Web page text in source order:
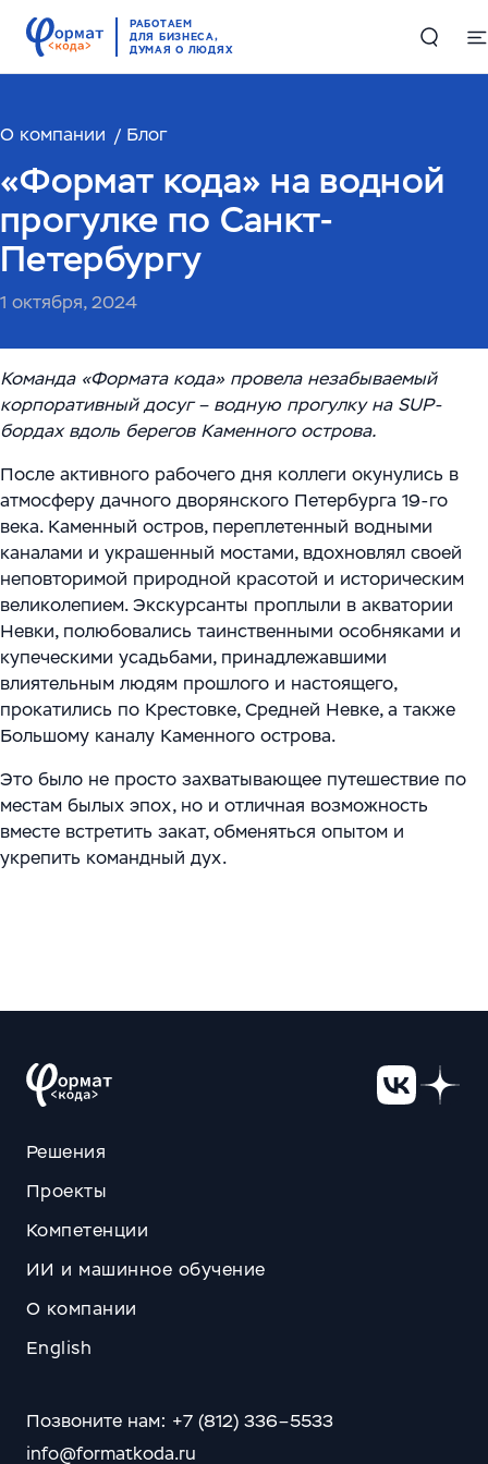
РАБОТАЕМ
ДЛЯ БИЗНЕСА,
ДУМАЯ О ЛЮДЯХ
Решения
Цифровые двойники в производстве и логистике
Комплексные решения по работе с большими
данными
Обучающий ИИ-ассистент для ваших сотрудников
данных
WMS Управление складом
Системы визуального контроля на основе ИИ
Системы стандартизации и управления данными
для логистических и производственных
комплексов
Решения для производственной безопасности
Программное обеспечение для интеграции
автоматизированного и роботизированного
оборудования
Проекты
Компетенции
Складская автоматизация и логистика
(Big Data)
Автоматизация производств
Цифровизация ритейла
Импортозамещение
ИИ и машинное обучение
О компании
О нас
Руководство
Модели сотрудничества
Блог
Мероприятия
Работа
Юридическая информация
English
Main
Warehouse Logistics and Automation
Связаться с нами
О компании Блог
«Формат кода» на водной
прогулке по Санкт-
Петербургу
1 октября, 2024
Команда «Формата кода» провела незабываемый
корпоративный досуг – водную прогулку на SUP-
бордах вдоль берегов Каменного острова.
После активного рабочего дня коллеги окунулись в
атмосферу дачного дворянского Петербурга 19-го
века. Каменный остров, переплетенный водными
каналами и украшенный мостами, вдохновлял своей
неповторимой природной красотой и историческим
великолепием. Экскурсанты проплыли в акватории
Невки, полюбовались таинственными особняками и
купеческими усадьбами, принадлежавшими
влиятельным людям прошлого и настоящего,
прокатились по Крестовке, Средней Невке, а также
Большому каналу Каменного острова.
Это было не просто захватывающее путешествие по
местам былых эпох, но и отличная возможность
вместе встретить закат, обменяться опытом и
укрепить командный дух.
Решения
Проекты
Компетенции
ИИ и машинное обучение
О компании
English
Позвоните нам: +7 (812) 336–5533
info@formatkoda.ru